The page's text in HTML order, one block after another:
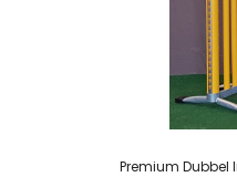
PLASTADE
5
Premium